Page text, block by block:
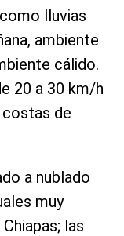
lluvias
ambiente
cálido.
20 a 30 km/h
costas de
a nublado
muy
las